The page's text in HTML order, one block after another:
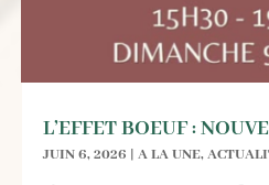
L’EFFET BOEUF :
JUIN 6, 2026 | A LA UNE,